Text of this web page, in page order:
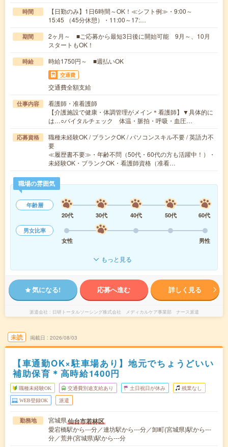
時間
【日勤のみ】1日6時間～OK！≪シフト例≫・9:00～
15:45 （45分休憩）・11:00～17:…
期間
2ヶ月～ ■ご応募から最短3日後に開始可能 9月～、10月
スタートもOK！
時給 時給1750円～ ■週払いOK
交通費
交通費全額支給
仕事内容
看護師・准看護師
【介護施設で健康・体調管理がメイン＊看護師】▼具体的に
は…○バイタルチェック 体温・脈拍・呼吸・血圧…
応募資格
職種未経験OK / ブランクOK / パソコンスキル不要 / 英語力不
要
≪履歴書不要≫・年齢不問（50代・60代の方も活躍中！）・
未経験OK・ブランクOK・看護師資格（准看…
職場の雰囲気
年齢層
20代
30代 40代 50代
60代
男女比率
女性
男性
もっと見る
気になる! 応募へ進む 詳しく見る
派遣会社 日研トータルソーシング株式会社 メディカルケア事業部 ナース派遣
未読 掲載日 2026/08/03
【車通勤OK×駐車場あり】地元でちょうどいい
補助保育＊高時給1400円
職種未経験OK 交通費別途支給あり 土日祝日が休み 残業なし
WEB登録OK 派遣
勤務地 宮城県仙台市若林区
愛宕橋駅から---分／連坊駅から---分／卸町(宮城県)駅から---
分／荒井(宮城県)駅から---分